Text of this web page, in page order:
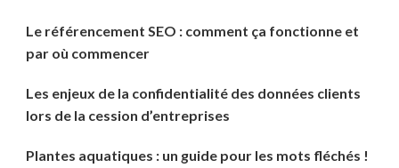
Le référencement SEO : comment ça fonctionne et
par où commencer
Les enjeux de la confidentialité des données clients
lors de la cession d’entreprises
Plantes aquatiques : un guide pour les mots fléchés !